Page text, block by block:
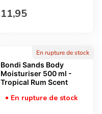
Prix normal
11,95
En rupture de stock
Bondi Sands Body
Moisturiser 500 ml -
Tropical Rum Scent
En rupture de stock